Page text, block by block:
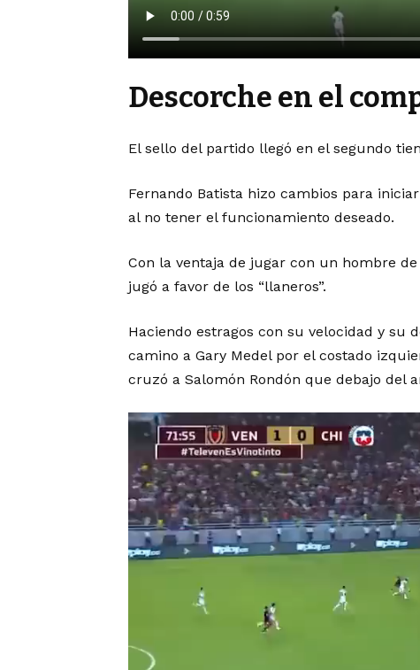
Descorche en el
El sello del partido llegó en el segundo
Fernando Batista hizo cambios para
al no tener el funcionamiento deseado.
Con la ventaja de jugar con un hombre
jugó a favor de los “llaneros”.
Haciendo estragos con su velocidad y su
camino a Gary Medel por el costado
cruzó a Salomón Rondón que debajo del